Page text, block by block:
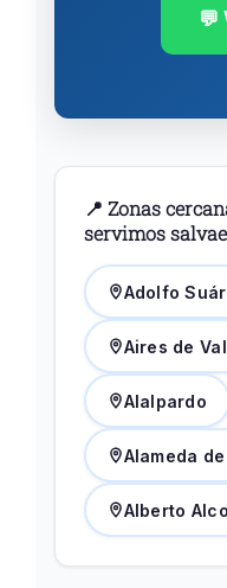
💬
📍 Zonas
servimos
Adolfo
Aires de
Alalpardo
Alameda
Alberto